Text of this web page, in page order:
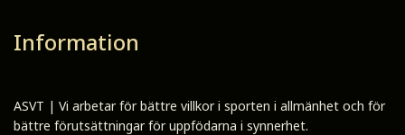
Information
ASVT | Vi arbetar för bättre villkor i sporten i allmänhet och för
bättre förutsättningar för uppfödarna i synnerhet.